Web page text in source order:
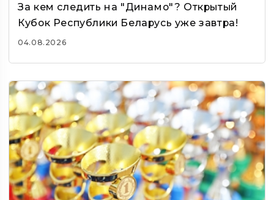
За кем следить на "Динамо"? Открытый
Кубок Республики Беларусь уже завтра!
04.08.2026